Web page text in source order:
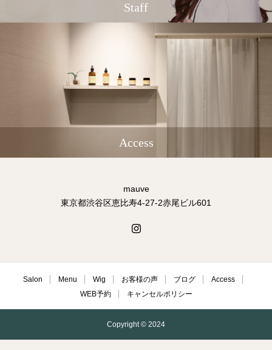
Staff
Access
mauve
東京都渋谷区恵比寿4-27-2赤尾ビル601
Salon Menu Wig お客様の声 ブログ
Access
WEB予約
キャンセルポリシー
Copyright © 2024